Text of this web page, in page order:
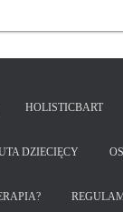
HOLISTICBART
DZIECIĘCY